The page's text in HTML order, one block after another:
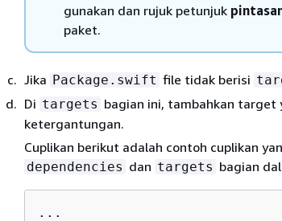
gunakan dan rujuk petunjuk
paket.
Jika Package.swift file tidak berisi
Di targets bagian ini, tambahkan target
ketergantungan.
Cuplikan berikut adalah contoh cuplikan
dependencies dan targets bagian
...